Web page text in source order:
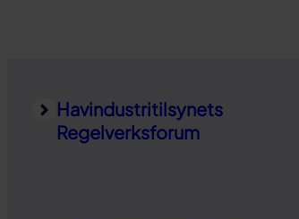
Havindustritilsynets
Regelverksforum